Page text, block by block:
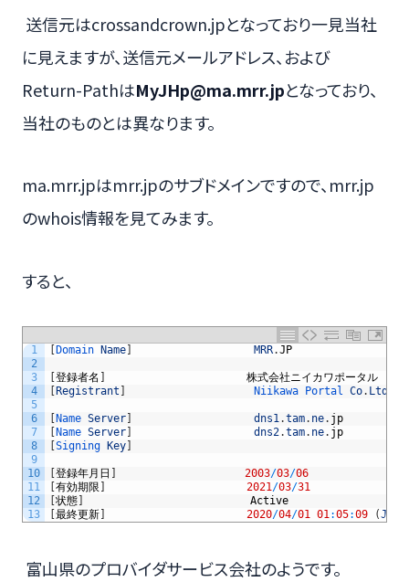
送信元はcrossandcrown.jpとなっており一見当社
に見えますが、送信元メールアドレス、および
Return-PathはMyJHp@ma.mrr.jpとなっており、
当社のものとは異なります。
ma.mrr.jpはmrr.jpのサブドメインですので、mrr.jp
のwhois情報を見てみます。
すると、
1
2
3
4
5
6
7
8
9
10
11
12
13
Domain Name MRR.JP
登録者名
株式会社ニイカワポータル
Registrant Niikawa Portal Co. Ltd
Name Server dns1.tam. ne. jp
Name Server dns2.tam. ne. jp
Signing Key
登録年月日 2003/03/06
有効期限 2021/03/31
状態
Active
最終更新 2020/04/01 01:05:09 (JST
富山県のプロバイダサービス会社のようです。